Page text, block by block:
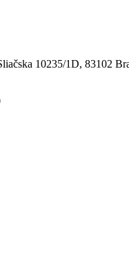
10235/1D, 83102